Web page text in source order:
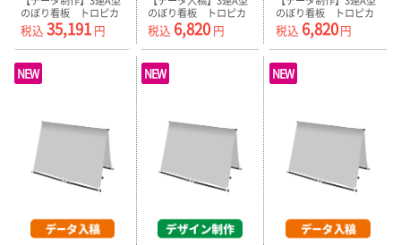
のぼり看板 トロピカ
ル（器具付）
税込 35,191 円
のぼり看板 トロピカ
ル プリント生地のみ
税込 6,820円
のぼり看板 トロピカ
ル プリント生地のみ
税込 6,820円
NEW NEW NEW